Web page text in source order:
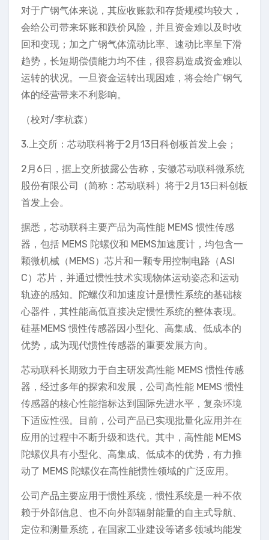
对于广钢气体来说，其应收账款和存货规模均较大，
会给公司带来坏账和跌价风险，并且资金难以及时收
回和变现；加之广钢气体流动比率、速动比率呈下滑
趋势，长短期偿债能力均不佳，很容易造成资金难以
运转的状况。一旦资金运转出现困难，将会给广钢气
体的经营带来不利影响。
（校对/李杭森）
3.上交所：芯动联科将于2月13日科创板首发上会；
2月6日，据上交所披露公告称，安徽芯动联科微系统
股份有限公司（简称：芯动联科）将于2月13日科创板
首发上会。
据悉，芯动联科主要产品为高性能 MEMS 惯性传感
器，包括 MEMS 陀螺仪和 MEMS加速度计，均包含一
颗微机械（MEMS）芯片和一颗专用控制电路（ASI
C）芯片，并通过惯性技术实现物体运动姿态和运动
轨迹的感知。陀螺仪和加速度计是惯性系统的基础核
心器件，其性能高低直接决定惯性系统的整体表现。
硅基MEMS 惯性传感器因小型化、高集成、低成本的
优势，成为现代惯性传感器的重要发展方向。
芯动联科长期致力于自主研发高性能 MEMS 惯性传感
器，经过多年的探索和发展，公司高性能 MEMS 惯性
传感器的核心性能指标达到国际先进水平，复杂环境
下适应性强。目前，公司产品已实现批量化应用并在
应用的过程中不断升级和迭代。其中，高性能 MEMS
陀螺仪具有小型化、高集成、低成本的优势，有力推
动了 MEMS 陀螺仪在高性能惯性领域的广泛应用。
公司产品主要应用于惯性系统，惯性系统是一种不依
赖于外部信息、也不向外部辐射能量的自主式导航、
定位和测量系统，在国家工业建设等诸多领域均能发